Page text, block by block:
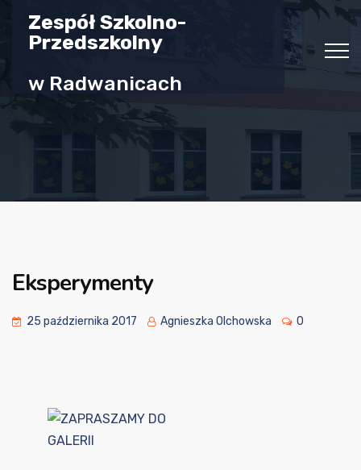
Zespół Szkolno-
Przedszkolny
w Radwanicach
Eksperymenty
25 października 2017 Agnieszka Olchowska 0